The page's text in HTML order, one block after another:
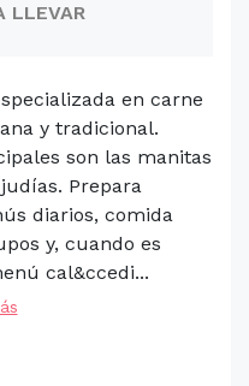
LLEVAR
en carne
y tradicional.
son las manitas
Prepara
diarios, comida
y, cuando es
cal&ccedi...